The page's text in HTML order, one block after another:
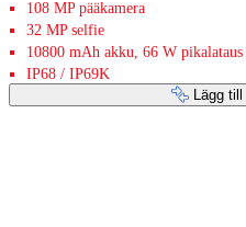
108 MP pääkamera
32 MP selfie
10800 mAh akku, 66 W pikalataus
IP68 / IP69K
Lägg